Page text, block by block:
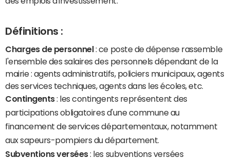
Définitions :
Charges de personnel : ce poste de dépense rassemble
l'ensemble des salaires des personnels dépendant de la
mairie : agents administratifs, policiers municipaux, agents
des services techniques, agents dans les écoles, etc.
Contingents: les contingents représentent des
participations obligatoires d'une commune au
financement de services départementaux, notamment
aux sapeurs-pompiers du département.
Subventions versées: les subventions versées